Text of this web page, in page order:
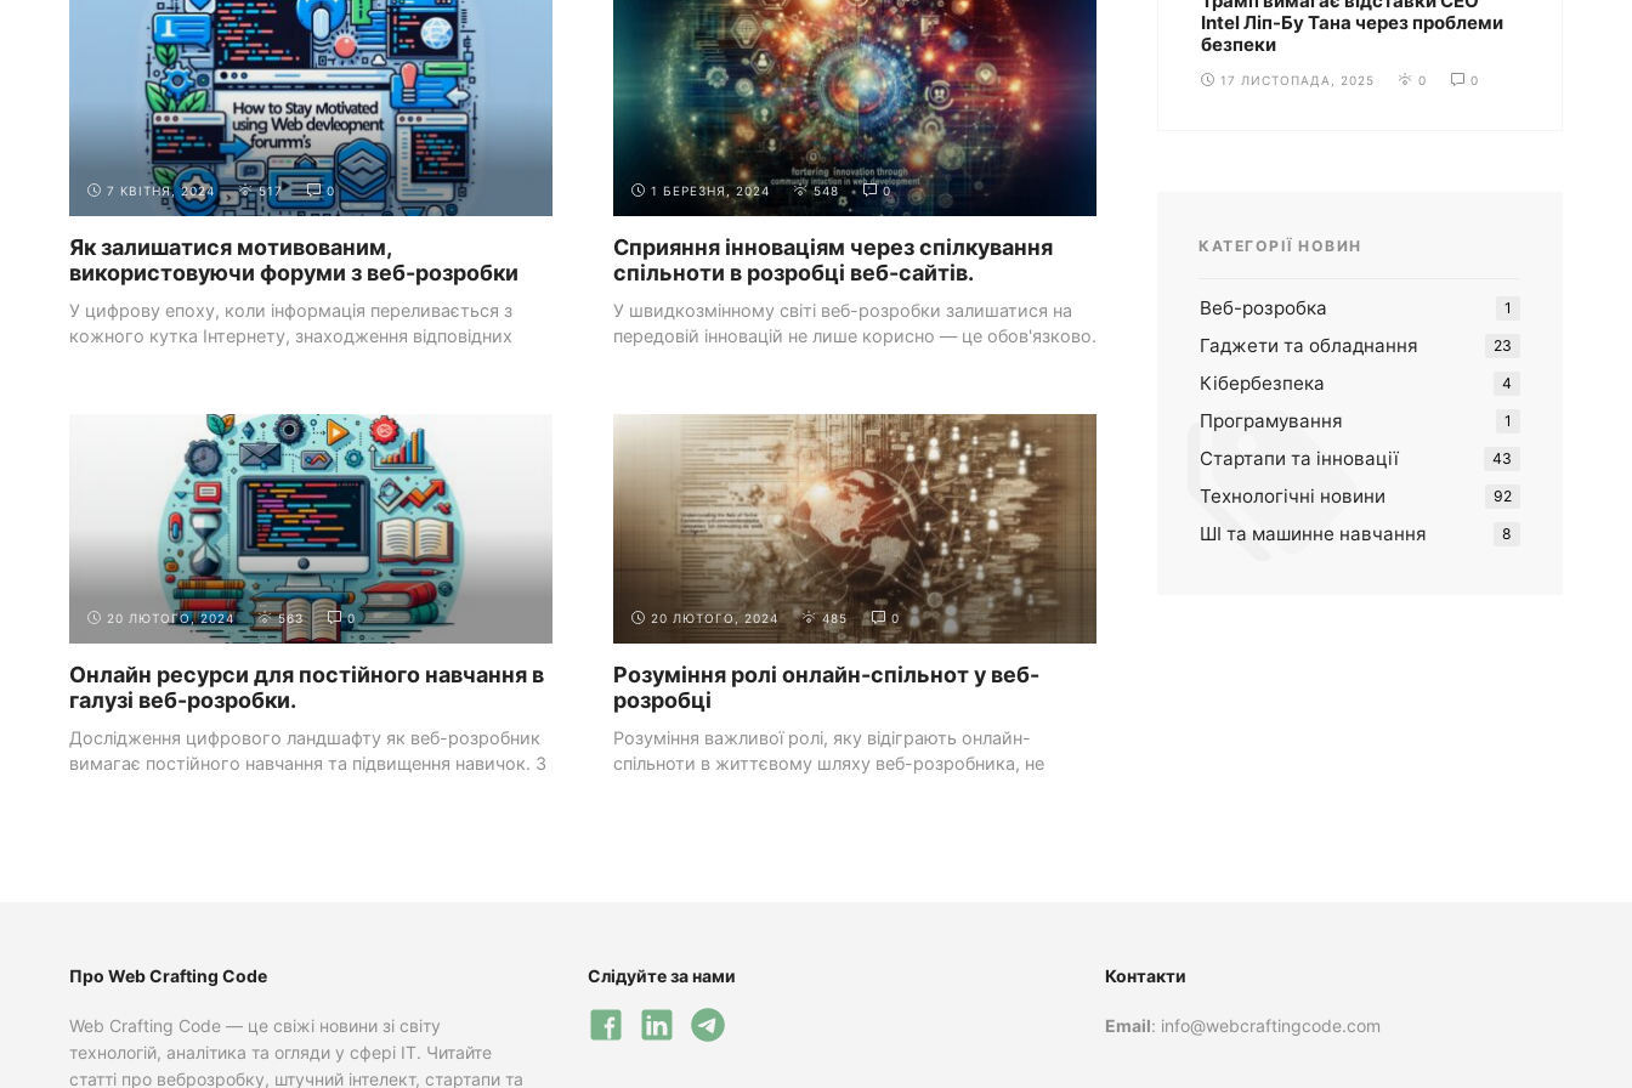
7 КВІТНЯ, 2024 517 0
Як залишатися мотивованим,
використовуючи форуми з веб-розробки
У цифрову епоху, коли інформація переливається з
кожного кутка Інтернету, знаходження відповідних
1 БЕРЕЗНЯ, 2024 548 0
Сприяння інноваціям через спілкування
спільноти в розробці веб-сайтів.
У швидкозмінному світі веб-розробки залишатися на
передовій інновацій не лише корисно — це обов'язково.
20 ЛЮТОГО, 2024 563 0
Онлайн ресурси для постійного навчання в
галузі веб-розробки.
Дослідження цифрового ландшафту як веб-розробник
вимагає постійного навчання та підвищення навичок. З
20 ЛЮТОГО, 2024 485 0
Розуміння ролі онлайн-спільнот у веб-
розробці
Розуміння важливої ролі, яку відіграють онлайн-
спільноти в життєвому шляху веб-розробника, не
Intel Ліп-Бу Тана через проблеми
безпеки
17 ЛИСТОПАДА, 2025 0 0
КАТЕГОРІЇ НОВИН
Веб-розробка 1
Гаджети та обладнання 23
Кібербезпека 4
Програмування 1
Стартапи та інновації 43
Технологічні новини 92
ШІ та машинне навчання 8
Про Web Crafting Code
Web Crafting Code — це свіжі новини зі світу
технологій, аналітика та огляди у сфері IT. Читайте
статті про веброзробку, штучний інтелект, стартапи та
Слідуйте за нами Контакти
Email: info@webcraftingcode.com